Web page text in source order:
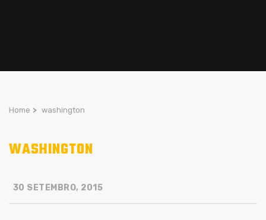
Home > washington
WASHINGTON
30 SETEMBRO, 2015